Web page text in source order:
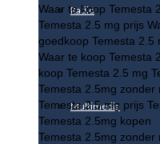
Radio
Multimedia
Waar te koop Temesta
Temesta 2.5 mg prijs
goedkoop Temesta 2.5
Waar te koop Temesta
koop Temesta 2.5 mg
Temesta 2.5mg zonder
Temesta 2.5 mg prijs
Temesta 2.5mg kopen
Temesta 2.5mg zonder